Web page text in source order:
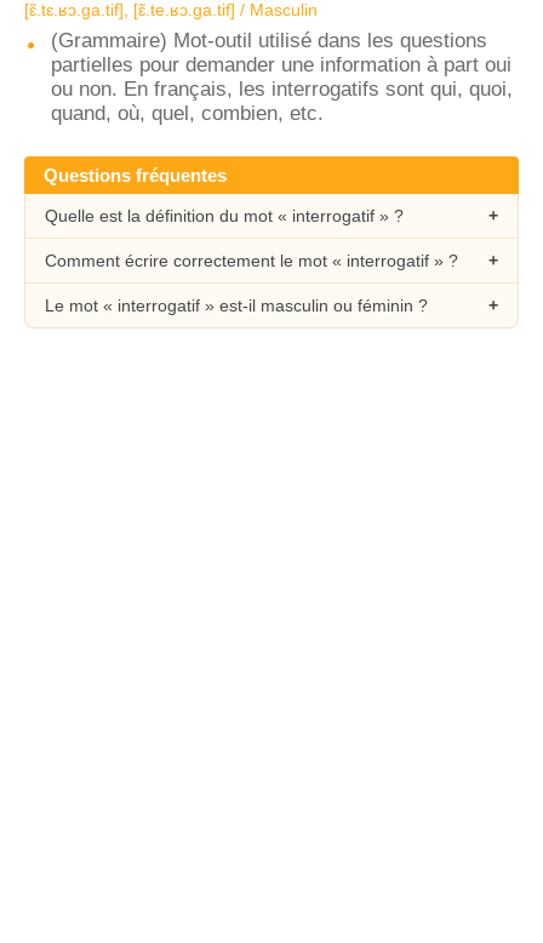
[ɛ̃.tɛ.ʁɔ.ɡa.tif], [ɛ̃.te.ʁɔ.ɡa.tif] / Masculin
(Grammaire) Mot-outil utilisé dans les questions
partielles pour demander une information à part oui
ou non. En français, les interrogatifs sont qui, quoi,
quand, où, quel, combien, etc.
Questions fréquentes
Quelle est la définition du mot « interrogatif » ?
Comment écrire correctement le mot « interrogatif » ?
Le mot « interrogatif » est-il masculin ou féminin ?